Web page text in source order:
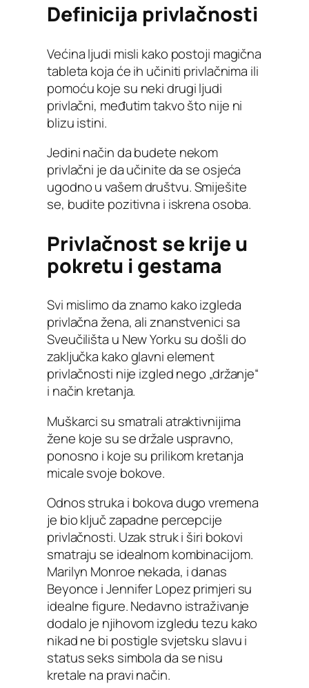
Definicija privlačnosti
Većina ljudi misli kako postoji magična
tableta koja će ih učiniti privlačnima ili
pomoću koje su neki drugi ljudi
privlačni, međutim takvo što nije ni
blizu istini.
Jedini način da budete nekom
privlačni je da učinite da se osjeća
ugodno u vašem društvu. Smiješite
se, budite pozitivna i iskrena osoba.
Privlačnost se krije u
pokretu i gestama
Svi mislimo da znamo kako izgleda
privlačna žena, ali znanstvenici sa
Sveučilišta u New Yorku su došli do
zaključka kako glavni element
privlačnosti nije izgled nego „držanje“
i način kretanja.
Muškarci su smatrali atraktivnijima
žene koje su se držale uspravno,
ponosno i koje su prilikom kretanja
micale svoje bokove.
Odnos struka i bokova dugo vremena
je bio ključ zapadne percepcije
privlačnosti. Uzak struk i širi bokovi
smatraju se idealnom kombinacijom.
Marilyn Monroe nekada, i danas
Beyonce i Jennifer Lopez primjeri su
idealne figure. Nedavno istraživanje
dodalo je njihovom izgledu tezu kako
nikad ne bi postigle svjetsku slavu i
status seks simbola da se nisu
kretale na pravi način.